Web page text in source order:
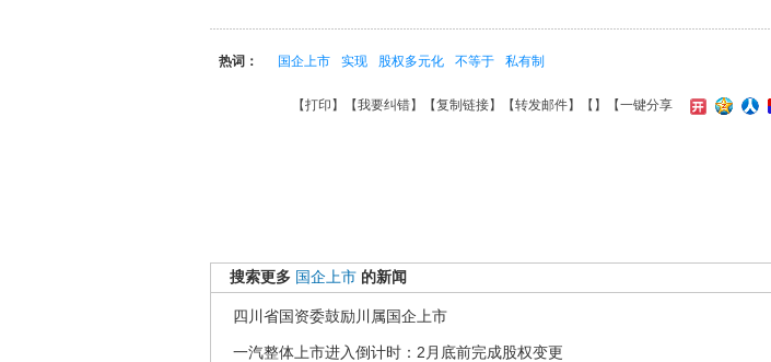
热词： 国企上市 实现 股权多元化 不等于 私有制
【打印 】【我要纠错】【复制链接】【转发邮件】【 】 【一键分享
搜索更多 国企上市 的新闻
四川省国资委鼓励川属国企上市
一汽整体上市进入倒计时：2月底前完成股权变更